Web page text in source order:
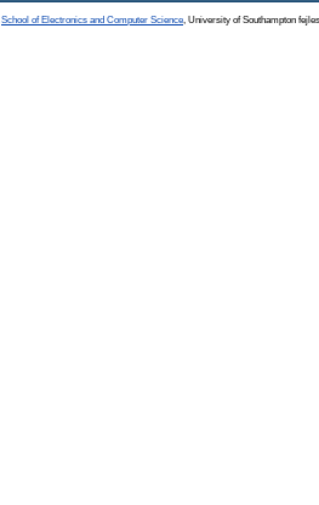
School of Electronics and Computer Science , University of Southampton